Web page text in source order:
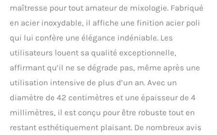
Bartender Kit
kit cocktail complet,Fabriqué
tout en acier inoxydable thermique ultra léger
pour une maniabilité enthousiasmante,
kit
cocktail, le petit prince devant son roi vous
professionnel.
Kit de Barman Professionnel
Complet
shaker professionnel
cocktail,S'adapte à tous les goûts un peu
vintage, rétro moderne,
attrayante offre un aspect agréable, avec
élégance innée tout un mélange parfait pour
votre meilleure fête
Professionnel , cocktail shaker kit
Cocktail
maîtresse pour tout amateur de mixologie. Fabriqué
en acier inoxydable, il affiche une finition acier poli
qui lui confère une élégance indéniable. Les
utilisateurs louent sa qualité exceptionnelle,
affirmant qu’il ne se dégrade pas, même après une
utilisation intensive de plus d’un an. Avec un
diamètre de 42 centimètres et une épaisseur de 4
millimètres, il est conçu pour être robuste tout en
restant esthétiquement plaisant. De nombreux avis